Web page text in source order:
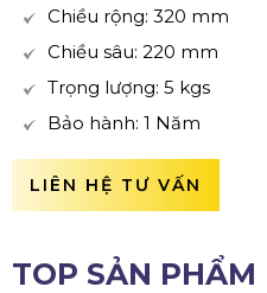
Chiều rộng: 320 mm
Chiều sâu: 220 mm
Trọng lượng: 5 kgs
Bảo hành: 1 Năm
LIÊN HỆ TƯ VẤN
TOP SẢN PHẨM